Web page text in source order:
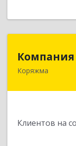
Коряжма
Клиентов на